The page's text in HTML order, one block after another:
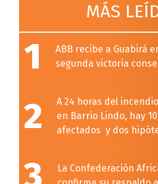
MÁS
1
ABB recibe a Guabirá
segunda victoria
2
A 24 horas del
en Barrio Lindo, hay
afectados y dos
La Confederación